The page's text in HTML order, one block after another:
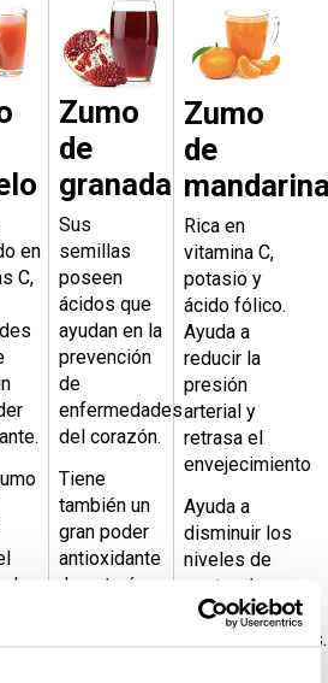
en
C,
y
Zumo
de
granada
Sus
semillas
poseen
ácidos que
ayudan en la
prevención
de
enfermedades
del corazón.
Tiene
también un
gran poder
antioxidante
¡lo notarás
Zumo
de
Rica en
vitamina C,
potasio y
ácido fólico.
Ayuda a
reducir la
presión
arterial y
retrasa el
envejecimiento
Ayuda a
disminuir los
niveles de
costerol y
previene la
arteroesclerosis.